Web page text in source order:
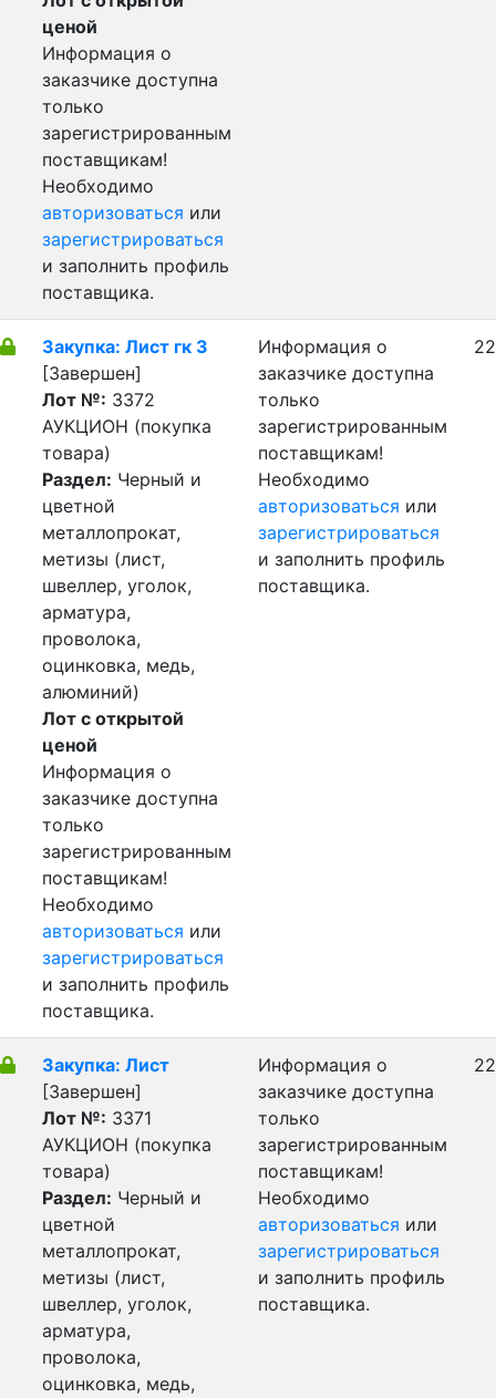
ценой
Информация о
заказчике доступна
только
зарегистрированным
поставщикам!
Необходимо
авторизоваться или
зарегистрироваться
и заполнить профиль
поставщика.
Закупка: Лист гк 3
[Завершен]
Лот №: 3372
АУКЦИОН (покупка
товара)
Раздел: Черный и
цветной
металлопрокат,
метизы (лист,
швеллер, уголок,
арматура,
проволока,
оцинковка, медь,
алюминий)
Лот с открытой
ценой
Информация о
заказчике доступна
только
зарегистрированным
поставщикам!
Необходимо
авторизоваться или
зарегистрироваться
и заполнить профиль
поставщика.
Информация о
заказчике доступна
только
зарегистрированным
поставщикам!
Необходимо
авторизоваться или
зарегистрироваться
и заполнить профиль
поставщика.
Закупка: Лист
[Завершен]
Лот №: 3371
АУКЦИОН (покупка
товара)
Раздел: Черный и
цветной
металлопрокат,
метизы (лист,
швеллер, уголок,
арматура,
проволока,
оцинковка, медь,
Информация о
заказчике доступна
только
зарегистрированным
поставщикам!
Необходимо
авторизоваться или
зарегистрироваться
и заполнить профиль
поставщика.